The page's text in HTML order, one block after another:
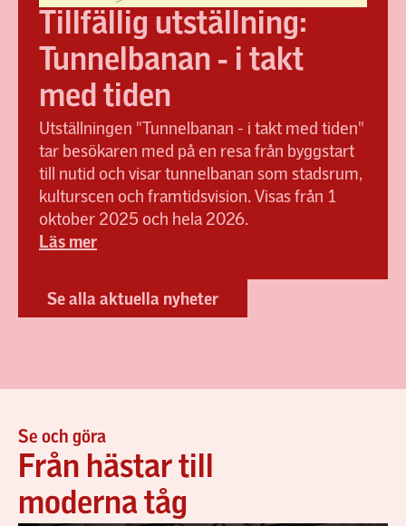
Tillfällig utställning:
Tunnelbanan - i takt
med tiden
Utställningen "Tunnelbanan - i takt med tiden"
tar besökaren med på en resa från byggstart
till nutid och visar tunnelbanan som stadsrum,
kulturscen och framtidsvision. Visas från 1
oktober 2025 och hela 2026.
Läs mer
Se alla aktuella nyheter
Se och göra
Från hästar till
moderna tåg